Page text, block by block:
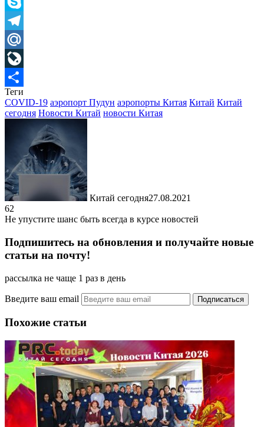
Skype
Telegram
Mail.Ru
LiveJournal
Отправить
Теги
COVID-19 аэропорт Пудун аэропорты Китая Китай Китай
сегодня Новости Китай новости Китая
Китай сегодня27.08.2021
62
Не упустите шанс быть всегда в курсе новостей
Подпишитесь на обновления и получайте новые
статьи на почту!
рассылка не чаще 1 раз в день
Введите ваш email
Похожие статьи